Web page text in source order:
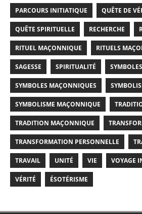
PARCOURS INITIATIQUE QUÊTE DE
QUÊTE SPIRITUELLE RECHERCHE
RITUEL MAÇONNIQUE RITUELS
SAGESSE SPIRITUALITÉ SYMBOLES
SYMBOLES MAÇONNIQUES
SYMBOLISME MAÇONNIQUE
TRADITION MAÇONNIQUE
TRANSFORMATION PERSONNELLE
TRAVAIL UNITÉ VIE VOYAGE
VÉRITÉ ÉSOTÉRISME